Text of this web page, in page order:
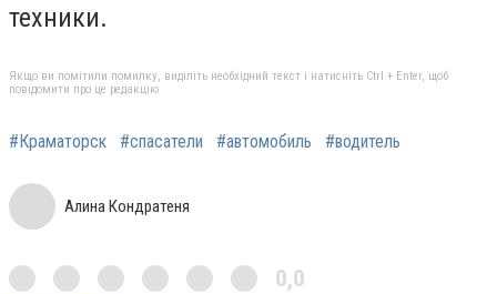
техники.
Якщо ви помітили помилку, виділіть необхідний текст і натисніть Ctrl + Enter, щоб
повідомити про це редакцію
#Краматорск #спасатели #автомобиль #водитель
Алина Кондратеня
0,0